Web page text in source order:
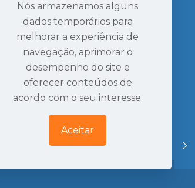
47 3407-2269
seval@sevaltransportes.com.br
Rod. dos Móveis, 2060, Sala 05
Mato Preto, São Bento do Sul | SC
Ver Localização
Nós armazenamos alguns
dados temporários para
melhorar a experiência de
navegação, aprimorar o
desempenho do site e
oferecer conteúdos de
acordo com o seu interesse.
Aceitar